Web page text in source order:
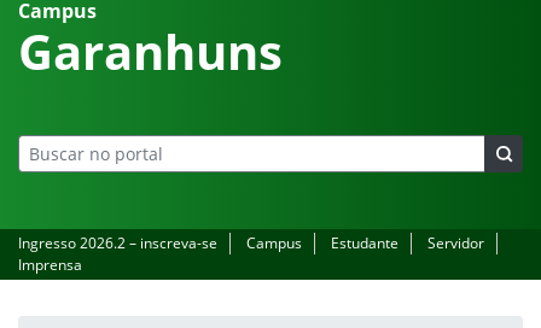
Campus
Garanhuns
Ingresso 2026.2 – inscreva-se Campus Estudante
Servidor
Imprensa